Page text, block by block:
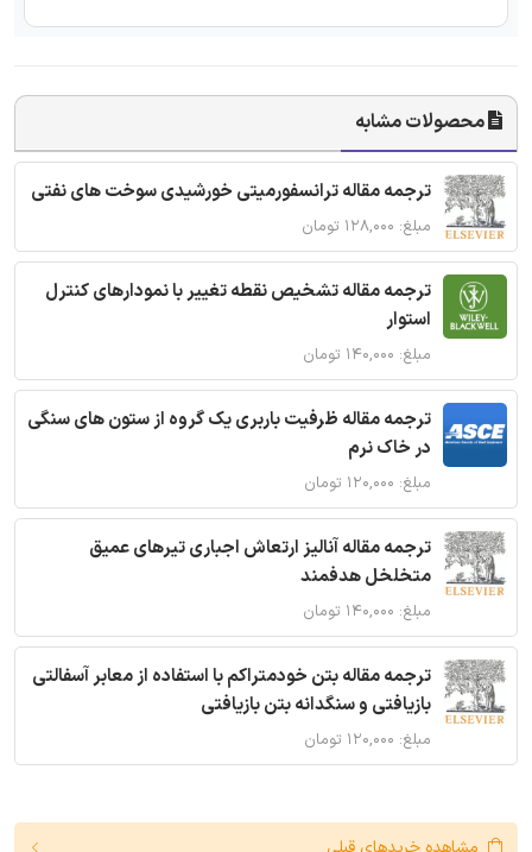
محصولات مشابه
ترجمه مقاله ترانسفورمیتی خورشیدی سوخت های نفتی
مبلغ: ۱۲۸,۰۰۰ تومان
ترجمه مقاله تشخیص نقطه تغییر با نمودارهای کنترل
استوار
مبلغ: ۱۴۰,۰۰۰ تومان
ترجمه مقاله ظرفیت باربری یک گروه از ستون های سنگی
در خاک نرم
مبلغ: ۱۲۰,۰۰۰ تومان
ترجمه مقاله آنالیز ارتعاش اجباری تیرهای عمیق
متخلخل هدفمند
مبلغ: ۱۴۰,۰۰۰ تومان
ترجمه مقاله بتن خودمتراکم با استفاده از معابر آسفالتی
بازیافتی و سنگدانه بتن بازیافتی
مبلغ: ۱۲۰,۰۰۰ تومان